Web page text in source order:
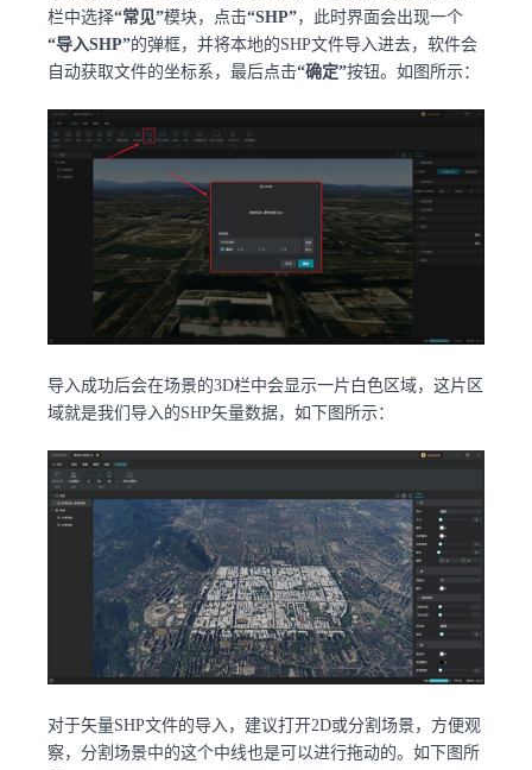
栏中选择“常见”模块，点击“SHP”，此时界面会出现一个
“导入SHP”的弹框，并将本地的SHP文件导入进去，软件会
自动获取文件的坐标系，最后点击“确定”按钮。如图所示：
导入成功后会在场景的3D栏中会显示一片白色区域，这片区
域就是我们导入的SHP矢量数据，如下图所示：
对于矢量SHP文件的导入，建议打开2D或分割场景，方便观
察，分割场景中的这个中线也是可以进行拖动的。如下图所